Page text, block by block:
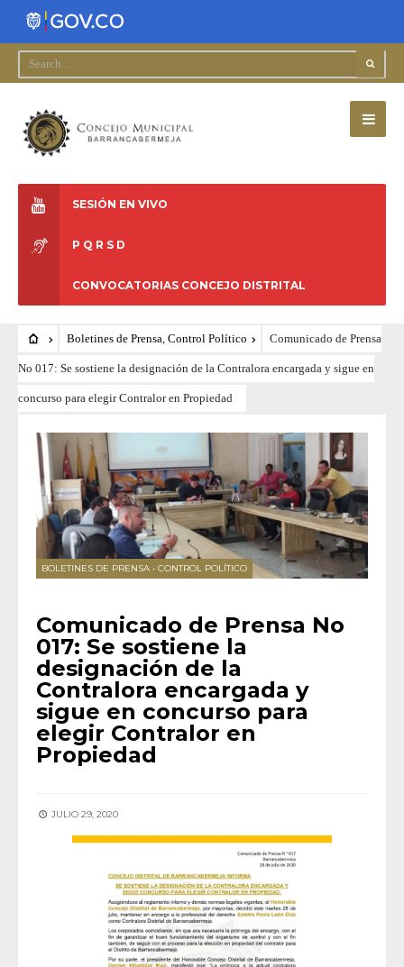
SESIÓN EN VIVO
P Q R S D
CONVOCATORIAS CONCEJO DISTRITAL
Boletines de Prensa, Control Político Comunicado de Prensa
No 017: Se sostiene la designación de la Contralora encargada y sigue en
concurso para elegir Contralor en Propiedad
BOLETINES DE PRENSA • CONTROL POLÍTICO
Comunicado de Prensa No
017: Se sostiene la
designación de la
Contralora encargada y
sigue en concurso para
elegir Contralor en
Propiedad
JULIO 29, 2020